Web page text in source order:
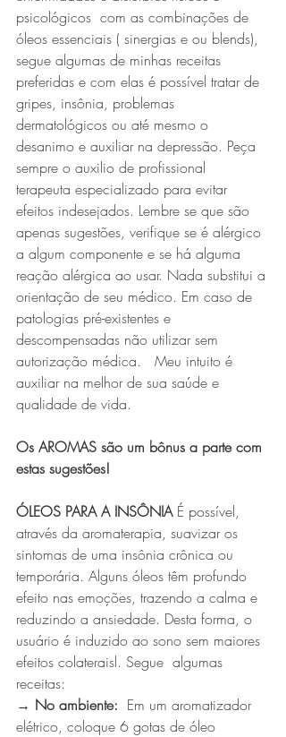
psicológicos  com as combinações de
óleos essenciais ( sinergias e ou blends),
segue algumas de minhas receitas
preferidas e com elas é possível tratar de
gripes, insônia, problemas
dermatológicos ou até mesmo o
desanimo e auxiliar na depressão. Peça
sempre o auxilio de profissional
terapeuta especializado para evitar
efeitos indesejados. Lembre se que são
apenas sugestões, verifique se é alérgico
a algum componente e se há alguma
reação alérgica ao usar. Nada substitui a
orientação de seu médico. Em caso de
patologias pré-existentes e
descompensadas não utilizar sem
autorização médica.   Meu intuito é
auxiliar na melhor de sua saúde e
qualidade de vida.
Os AROMAS são um bônus a parte com
estas sugestões!
ÓLEOS PARA A INSÔNIA É possível,
através da aromaterapia, suavizar os
sintomas de uma insônia crônica ou
temporária. Alguns óleos têm profundo
efeito nas emoções, trazendo a calma e
reduzindo a ansiedade. Desta forma, o
usuário é induzido ao sono sem maiores
efeitos colateraisl. Segue  algumas
receitas:
→ No ambiente:
  Em um aromatizador
elétrico, coloque 6 gotas de óleo